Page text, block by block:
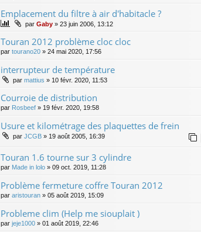
Emplacement du filtre à air d'habitacle ?
par Gaby » 23 juin 2006, 13:12
Touran 2012 problème cloc cloc
par tourano20 » 24 mai 2020, 17:56
interrupteur de température
par mattius » 10 févr. 2020, 11:53
Courroie de distribution
par Rosbeef » 19 févr. 2020, 19:58
Usure et kilométrage des plaquettes de frein
par JCGB » 19 août 2005, 16:39
Touran 1.6 tourne sur 3 cylindre
par Made in lolo » 09 oct. 2019, 11:28
Problème fermeture coffre Touran 2012
par aristouran » 05 août 2019, 15:09
Probleme clim (Help me siouplait )
par jeje1000 » 01 août 2019, 22:46